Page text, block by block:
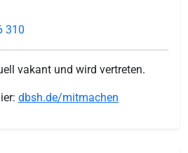
310
vakant und wird vertreten.
dbsh.de/mitmachen